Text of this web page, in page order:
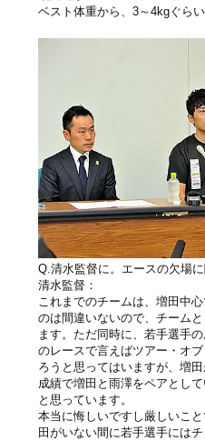
ベスト体重から、3～4kgぐらい
Q.清水監督に。エースの欠場
清水監督：
これまでのチームは、増田中
のは間違いないので、チーム
ます。ただ同時に、若手選手
のレースで言えばツアー・オ
ろうと思ってはいますが、増
成績で増田と雨澤をペアとし
と思っています。
本当に悔しいですし厳しいこ
田がいない間に若手選手には